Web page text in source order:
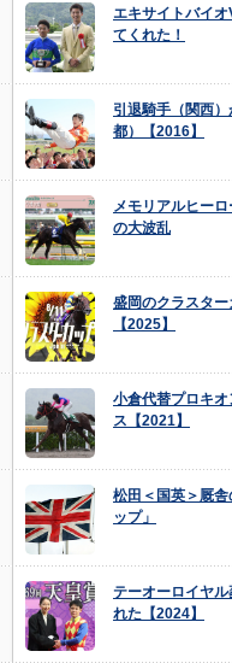
エキサイトバイ
てくれた！
引退騎手（関西
都）【2016】
メモリアルヒー
の大波乱
盛岡のクラスタ
【2025】
小倉代替プロキ
ス【2021】
松田＜国英＞厩
ップ」
テーオーロイヤ
れた【2024】